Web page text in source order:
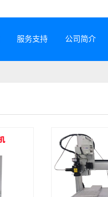
服务支持
打样预约
公司简介